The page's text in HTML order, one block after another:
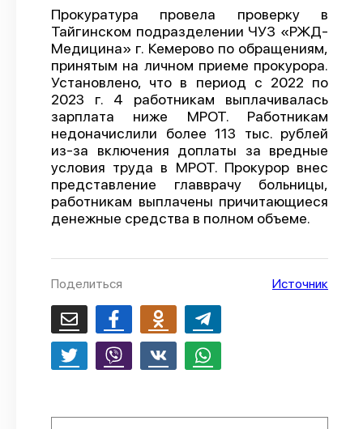
Прокуратура провела проверку в
Тайгинском подразделении ЧУЗ «РЖД-
Медицина» г. Кемерово по обращениям,
принятым на личном приеме прокурора.
Установлено, что в период с 2022 по
2023 г. 4 работникам выплачивалась
зарплата ниже МРОТ. Работникам
недоначислили более 113 тыс. рублей
из-за включения доплаты за вредные
условия труда в МРОТ. Прокурор внес
представление главврачу больницы,
работникам выплачены причитающиеся
денежные средства в полном объеме.
Поделиться Источник